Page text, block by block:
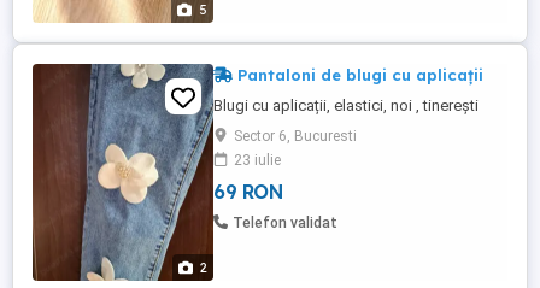
5
2
Pantaloni de blugi cu aplicații
Blugi cu aplicații, elastici, noi , tinerești
Sector 6, Bucuresti
23 iulie
69 RON
Telefon validat